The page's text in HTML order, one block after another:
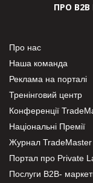
ПРО В2В
Про нас
Наша команда
Реклама на порталі
Тренінговий центр
Конференції
Національні Премії
Журнал TradeMaster
Портал про Private
Послуги В2В-